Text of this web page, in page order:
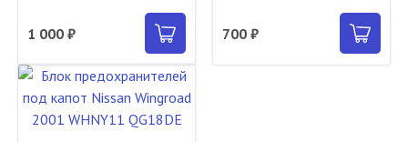
1 000 ₽ 700 ₽